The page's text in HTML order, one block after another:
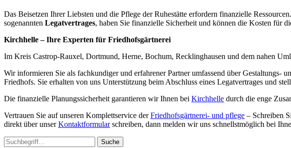
Das Beisetzen Ihrer Liebsten und die Pflege der Ruhestätte erfordern finanzielle
sogenannten Legatvertrages, haben Sie finanzielle Sicherheit und können die Kosten für
Kirchhelle – Ihre Experten für Friedhofsgärtnerei
Im Kreis Castrop-Rauxel, Dortmund, Herne, Bochum, Recklinghausen und dem nahen
Wir informieren Sie als fachkundiger und erfahrener Partner umfassend über Gestaltungs-
Friedhofs. Sie erhalten von uns Unterstützung beim Abschluss eines Legatvertrages und
Die finanzielle Planungssicherheit garantieren wir Ihnen bei Kirchhelle durch die enge
Vertrauen Sie auf unseren Komplettservice derFriedhofsgärtnerei- und pflege – Schreiben
direkt über unserKontaktformularschreiben, dann melden wir uns schnellstmöglich bei
Suche